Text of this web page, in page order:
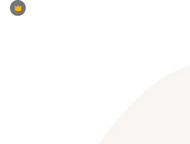
Premium